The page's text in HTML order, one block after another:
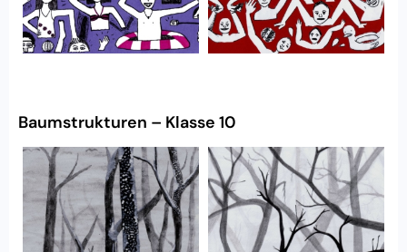
Baumstrukturen – Klasse 10